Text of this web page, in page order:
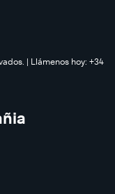
| Llámenos hoy: +34